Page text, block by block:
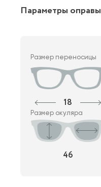
Параметры оправы
Размер переносицы
18
Размер окуляра
46